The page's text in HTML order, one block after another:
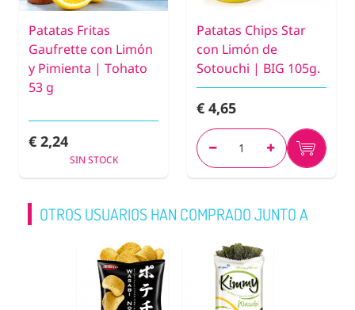
Patatas Fritas
Gaufrette con Limón
y Pimienta | Tohato
53 g
€ 2,24
SIN STOCK
Patatas Chips Star
con Limón de
Sotouchi | BIG 105g.
€ 4,65
OTROS USUARIOS HAN COMPRADO JUNTO A